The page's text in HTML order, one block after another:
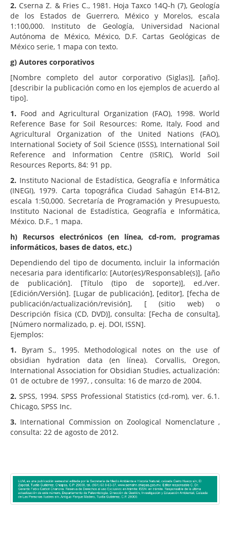
2. Cserna Z. & Fries C., 1981. Hoja Taxco 14Q-h (7), Geología
de los Estados de Guerrero, México y Morelos, escala
1:100,000. Instituto de Geología, Universidad Nacional
Autónoma de México, México, D.F. Cartas Geológicas de
México serie, 1 mapa con texto.
g) Autores corporativos
[Nombre completo del autor corporativo (Siglas)], [año].
[describir la publicación como en los ejemplos de acuerdo al
tipo].
1. Food and Agricultural Organization (FAO), 1998. World
Reference Base for Soil Resources: Rome, Italy, Food and
Agricultural Organization of the United Nations (FAO),
International Society of Soil Science (ISSS), International Soil
Reference and Information Centre (ISRIC), World Soil
Resources Reports, 84: 91 pp.
2. Instituto Nacional de Estadística, Geografía e Informática
(INEGI), 1979. Carta topográfica Ciudad Sahagún E14-B12,
escala 1:50,000. Secretaría de Programación y Presupuesto,
Instituto Nacional de Estadística, Geografía e Informática,
México. D.F., 1 mapa.
h) Recursos electrónicos (en línea, cd-rom, programas
informáticos, bases de datos, etc.)
Dependiendo del tipo de documento, incluir la información
necesaria para identificarlo: [Autor(es)/Responsable(s)], [año
de publicación]. [Título (tipo de soporte)], ed./ver.
[Edición/Versión]. [Lugar de publicación], [editor], [fecha de
publicación/actualización/revisión], [(sitio web) o
Descripción física (CD, DVD)], consulta: [Fecha de consulta],
[Número normalizado, p. ej. DOI, ISSN].
Ejemplos:
1. Byram S., 1995. Methodological notes on the use of
obsidian hydration data (en línea). Corvallis, Oregon,
International Association for Obsidian Studies, actualización:
01 de octubre de 1997, , consulta: 16 de marzo de 2004.
2. SPSS, 1994. SPSS Professional Statistics (cd-rom), ver. 6.1.
Chicago, SPSS Inc.
3. International Commission on Zoological Nomenclature ,
consulta: 22 de agosto de 2012.